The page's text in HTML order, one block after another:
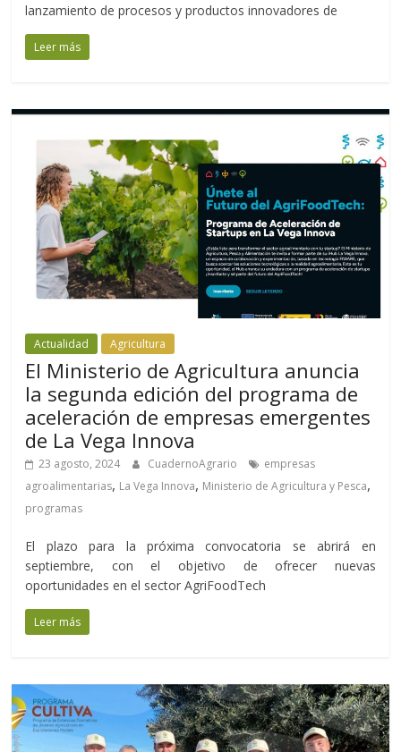
lanzamiento de procesos y productos innovadores de
Leer más
Actualidad Agricultura
El Ministerio de Agricultura anuncia
la segunda edición del programa de
aceleración de empresas emergentes
de La Vega Innova
23 agosto, 2024 CuadernoAgrario
empresas
agroalimentarias, La Vega Innova, Ministerio de Agricultura y Pesca,
programas
El plazo para la próxima convocatoria se abrirá en
septiembre, con el objetivo de ofrecer nuevas
oportunidades en el sector AgriFoodTech
Leer más